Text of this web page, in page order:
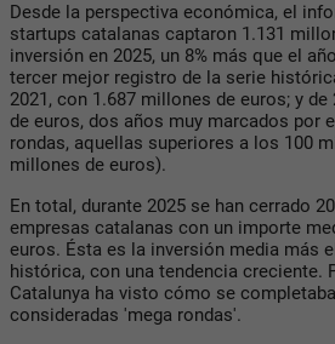
Desde la perspectiva económica, el
startups catalanas captaron 1.131
inversión en 2025, un 8% más que el
tercer mejor registro de la serie
2021, con 1.687 millones de euros; y
de euros, dos años muy marcados por
rondas, aquellas superiores a los 100
millones de euros).
En total, durante 2025 se han cerrado
empresas catalanas con un importe
euros. Ésta es la inversión media más
histórica, con una tendencia creciente.
Catalunya ha visto cómo se
consideradas 'mega rondas'.